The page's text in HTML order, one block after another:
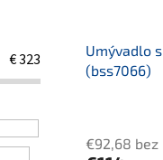
€323
Umývadlo
(bss7066)
€92,68 bez